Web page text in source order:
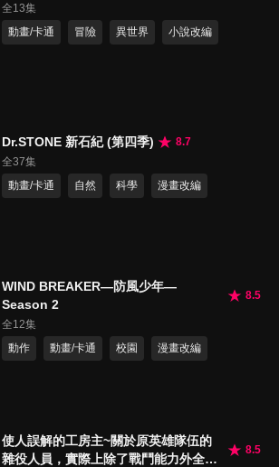
全13集
動畫/卡通
冒險 異世界 小說改編
Dr.STONE 新石紀 (第四季)
8.7
全37集
動畫/卡通
自然 科學 漫畫改編
WIND BREAKER—防風少年—
Season 2
8.5
全12集
動作
動畫/卡通 校園 漫畫改編
使人誤解的工房主~關於原英雄隊伍的
雜役人員，實際上除了戰鬥能力外全是
8.5